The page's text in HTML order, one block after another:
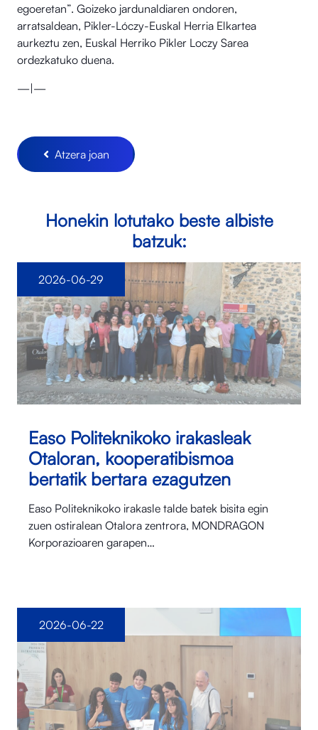
egoeretan”. Goizeko jardunaldiaren ondoren,
arratsaldean, Pikler-Lóczy-Euskal Herria Elkartea
aurkeztu zen, Euskal Herriko Pikler Loczy Sarea
ordezkatuko duena.
—|—
Atzera joan
Honekin lotutako beste albiste
batzuk:
Easo Politeknikoko irakasleak
Otaloran, kooperatibismoa
bertatik bertara ezagutzen
Easo Politeknikoko irakasle talde batek bisita egin
zuen ostiralean Otalora⁠ zentrora, MONDRAGON
Korporazioaren garapen…
2026-06-29
2026-06-22